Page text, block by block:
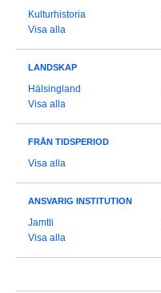
Kulturhistoria
Visa alla
LANDSKAP
Hälsingland
Visa alla
FRÅN TIDSPERIOD
Visa alla
ANSVARIG INSTITUTION
Jamtli
Visa alla